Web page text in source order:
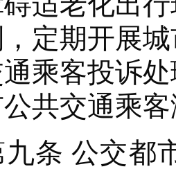
定期开展
乘客投诉
共交通乘
公交都市